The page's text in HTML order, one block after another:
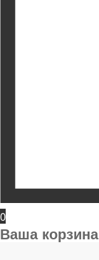
0
Ваша корзина